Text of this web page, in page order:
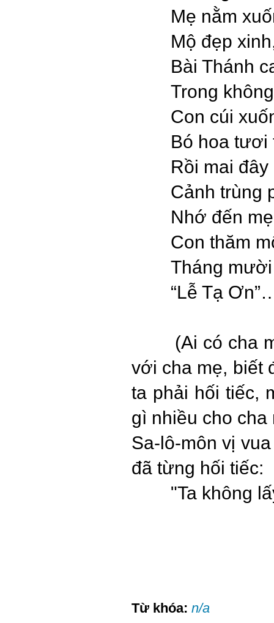
Mẹ nằm
Mộ đẹp
Bài Thánh
Trong
Con cúi
Bó hoa tươi
Rồi mai
Cảnh trùng
Nhớ đến
Con thăm
Tháng
“Lễ Tạ
(Ai có cha mẹ
với cha mẹ, biết
ta phải hối tiếc,
gì nhiều cho cha
Sa-lô-môn vị
đã từng hối tiếc:
"Ta không
Từ khóa: n/a